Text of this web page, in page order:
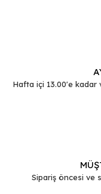
Hafta içi 13.00'e kadar
Sipariş öncesi ve